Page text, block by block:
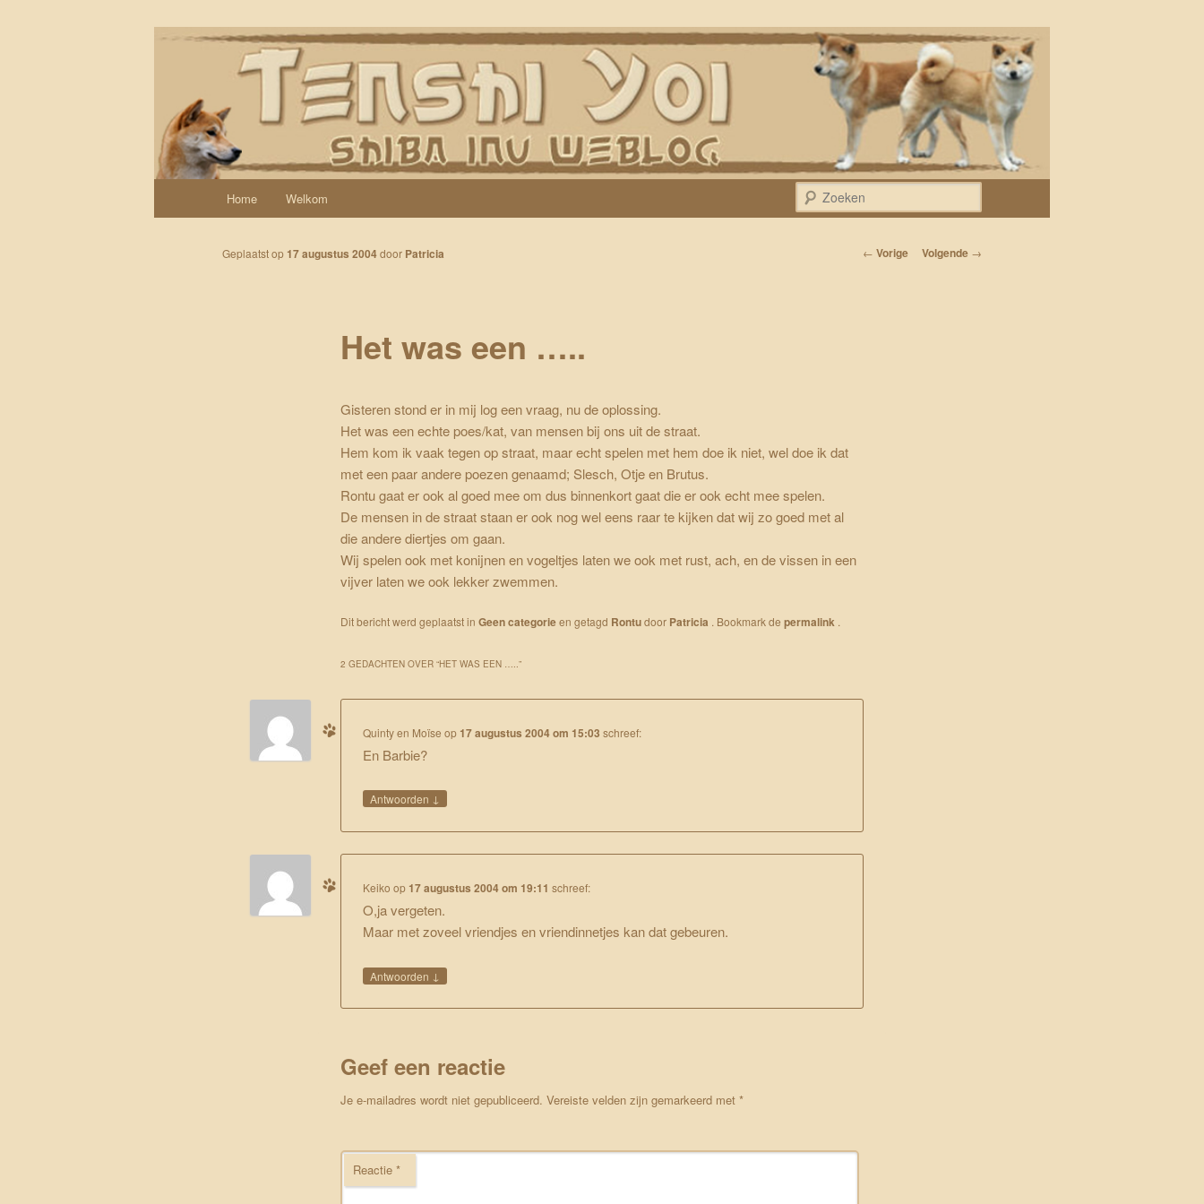
Spring naar de primaire inhoud
Tenshi Yoi
Een weblog over onze Shiba’s (Keiko, Rontu, Miyuki, Tatsu en Yumi)
Home Welkom
Bericht navigatie
← Vorige Volgende →
Het was een …..
Geplaatst op 17 augustus 2004door Patricia
Gisterenstond er in mij log een vraag, nu de oplossing.
Het was een echte poes/kat, van mensen bij ons uit de straat.
Hem kom ik vaak tegen op straat, maar echt spelen met hem doe ik niet, wel doe ik dat
met een paar andere poezen genaamd; Slesch, Otje en Brutus.
Rontu gaat er ook al goed mee om dus binnenkort gaat die er ook echt mee spelen.
De mensen in de straat staan er ook nog wel eens raar te kijken dat wij zo goed met al
die andere diertjes om gaan.
Wij spelen ook met konijnen en vogeltjes laten we ook met rust, ach, en de vissen in een
vijver laten we ook lekker zwemmen.
Dit bericht werd geplaatst in Geen categorieen getagd Rontudoor Patricia . Bookmark de permalink .
2 GEDACHTEN OVER “HET WAS EEN ….. ”
Quinty en Moïse op 17 augustus 2004 om 15:03 schreef:
En Barbie?
Antwoorden ↓
Keiko op 17 augustus 2004 om 19:11 schreef:
O,ja vergeten.
Maar met zoveel vriendjes en vriendinnetjes kan dat gebeuren.
Antwoorden ↓
Geef een reactie
Je e-mailadres wordt niet gepubliceerd. Vereiste velden zijn gemarkeerd met *
Reactie *